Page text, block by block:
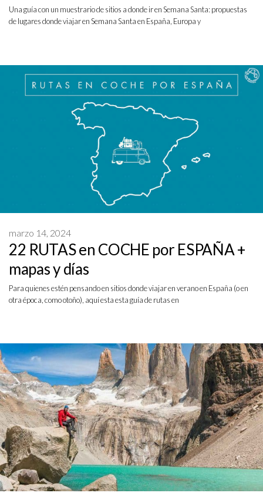
Una guía con un muestrario de sitios a donde ir en Semana Santa: propuestas
de lugares donde viajar en Semana Santa en España, Europa y
22 RUTAS en COCHE por ESPAÑA +
mapas y días
marzo 14, 2024
Para quienes estén pensando en sitios donde viajar en verano en España (o en
otra época, como otoño), aquí esta esta guía de rutas en